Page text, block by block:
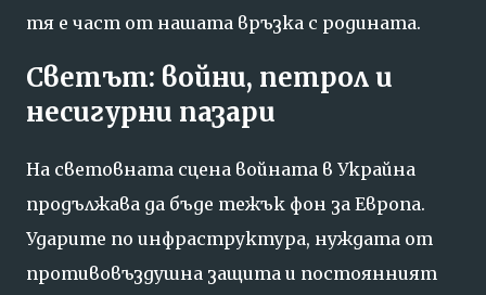
тя е част от нашата връзка с родината.
Светът: войни, петрол и
несигурни пазари
На световната сцена войната в Украйна
продължава да бъде тежък фон за Европа.
Ударите по инфраструктура, нуждата от
противовъздушна защита и постоянният